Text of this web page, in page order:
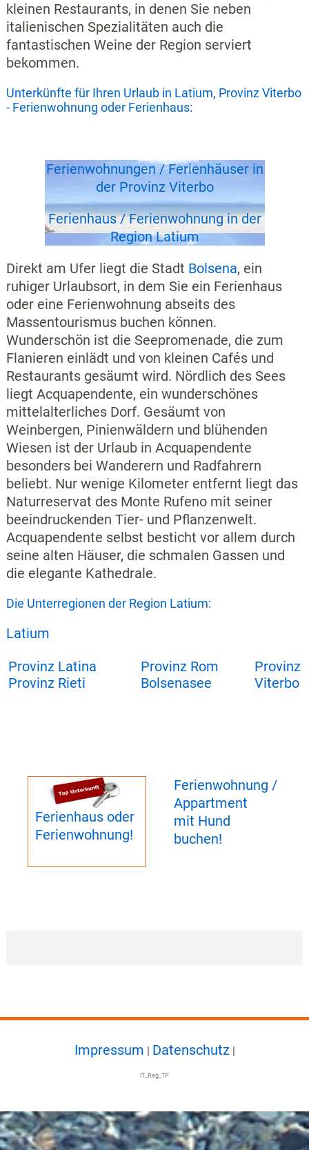
kleinen Restaurants, in denen Sie neben
italienischen Spezialitäten auch die
fantastischen Weine der Region serviert
bekommen.
Unterkünfte für Ihren Urlaub in Latium, Provinz Viterbo
- Ferienwohnung oder Ferienhaus:
Ferienwohnungen / Ferienhäuser in
der Provinz Viterbo
Ferienhaus / Ferienwohnung in der
Region Latium
Direkt am Ufer liegt die Stadt Bolsena, ein
ruhiger Urlaubsort, in dem Sie ein Ferienhaus
oder eine Ferienwohnung abseits des
Massentourismus buchen können.
Wunderschön ist die Seepromenade, die zum
Flanieren einlädt und von kleinen Cafés und
Restaurants gesäumt wird. Nördlich des Sees
liegt Acquapendente, ein wunderschönes
mittelalterliches Dorf. Gesäumt von
Weinbergen, Pinienwäldern und blühenden
Wiesen ist der Urlaub in Acquapendente
besonders bei Wanderern und Radfahrern
beliebt. Nur wenige Kilometer entfernt liegt das
Naturreservat des Monte Rufeno mit seiner
beeindruckenden Tier- und Pflanzenwelt.
Acquapendente selbst besticht vor allem durch
seine alten Häuser, die schmalen Gassen und
die elegante Kathedrale.
Die Unterregionen der Region Latium:
Latium
Provinz Latina
Provinz Rieti
Provinz Rom
Bolsenasee
Provinz
Viterbo
Ferienhaus oder
Ferienwohnung!
Ferienwohnung /
Appartment
mit Hund
buchen!
Impressum | Datenschutz|
IT_Reg_TP